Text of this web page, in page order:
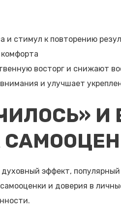
и стимул к повторению
восторг и снижают
и улучшает
И
эффект, популярный
и доверия в